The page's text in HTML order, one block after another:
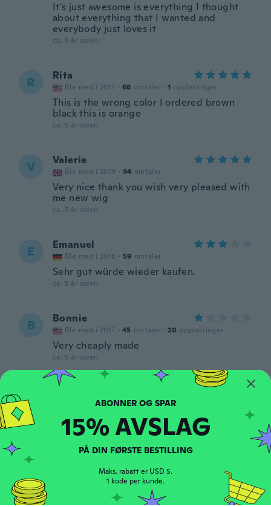
It's just awesome is everything I thought
about everything that I wanted and
everybody just loves it
ca. 5 år siden
R Rita
Ble med i 2017 · 68 omtaler · 1 opplastinger
This is the wrong color I ordered brown
black this is orange
ca. 5 år siden
V Valerie
Ble med i 2019 · 94 omtaler
Very nice thank you wish very pleased with
me new wig
ca. 5 år siden
E Emanuel
Ble med i 2018 · 59 omtaler
Sehr gut würde wieder kaufen.
ca. 5 år siden
B Bonnie
Ble med i 2017 · 45 omtaler · 20 opplastinger
Very cheaply made
ca. 5 år siden
J Ble med i 2021 · 7 omtaler
Like this wig a lot
ca. 5 år siden
Ble med i 2020
omtaler
15% AVSLAG
PÅ DIN FØRSTE BESTILLING
Maks. rabatt er USD 5.
1 kode per kunde.